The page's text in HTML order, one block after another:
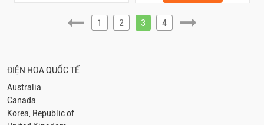
US-PBB
1 2 3 4
ĐIỆN HOA QUỐC TẾ
Australia
Canada
Korea, Republic of